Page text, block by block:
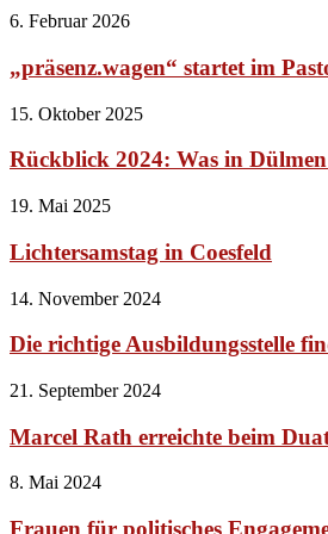
6. Februar 2026
„präsenz.wagen“ startet im
15. Oktober 2025
Rückblick 2024: Was in
19. Mai 2025
Lichtersamstag in Coesfeld
14. November 2024
Die richtige Ausbildungsstelle
21. September 2024
Marcel Rath erreichte beim
8. Mai 2024
Frauen für politisches